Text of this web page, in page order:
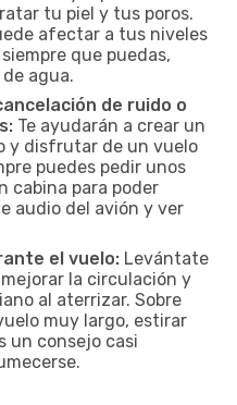
tu piel y tus poros.
afectar a tus niveles
que puedas,
agua.
de ruido o
Te ayudarán a crear un
y disfrutar de un vuelo
puedes pedir unos
cabina para poder
audio del avión y ver
el vuelo: Levántate
la circulación y
al aterrizar. Sobre
muy largo, estirar
un consejo casi